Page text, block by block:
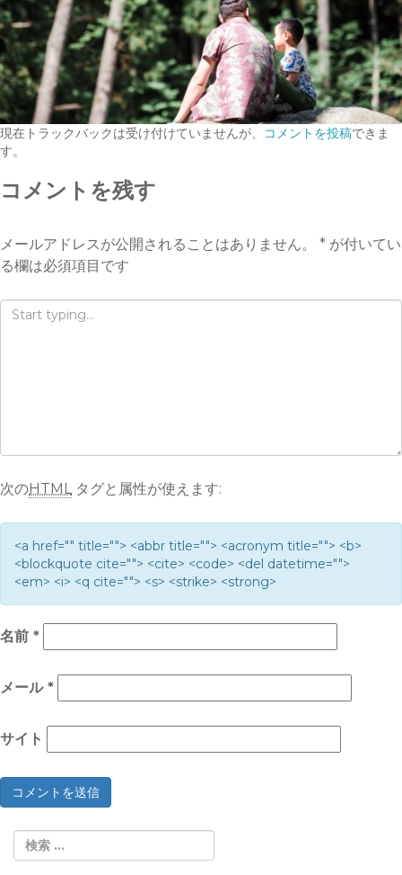
現在トラックバックは受け付けていませんが、 コメントを投稿できま
す。
コメントを残す
メールアドレスが公開されることはありません。 * が付いてい
る欄は必須項目です
次のHTMLタグと属性が使えます:
<a href="" title=""> <abbr title=""> <acronym title=""> <b>
<blockquote cite=""> <cite> <code> <del datetime="">
<em> <i> <q cite=""> <s> <strike> <strong>
名前 *
メール *
サイト